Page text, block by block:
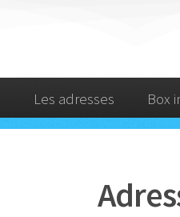
Les adresses Box